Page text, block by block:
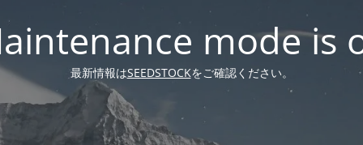
mode is
最新情報はSEEDSTOCKをご確認ください。